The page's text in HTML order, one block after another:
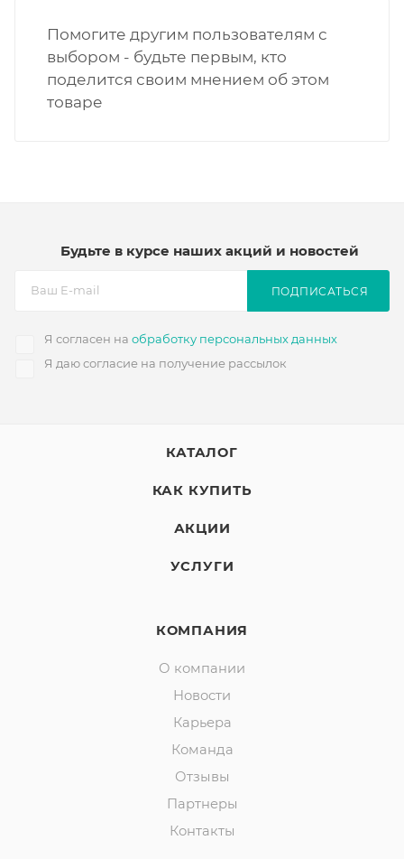
Помогите другим пользователям с
выбором - будьте первым, кто
поделится своим мнением об этом
товаре
Будьте в курсе наших акций и новостей
Я согласен на обработку персональных данных
Я даю согласие на получение рассылок
ПОДПИСАТЬСЯ
КАТАЛОГ
КАК КУПИТЬ
АКЦИИ
УСЛУГИ
КОМПАНИЯ
О компании
Новости
Карьера
Команда
Отзывы
Партнеры
Контакты